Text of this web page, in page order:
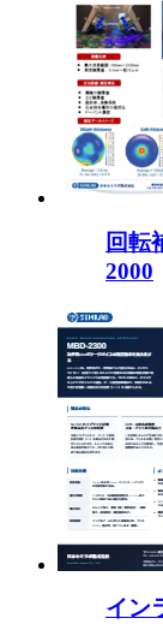
回転
2000
イン